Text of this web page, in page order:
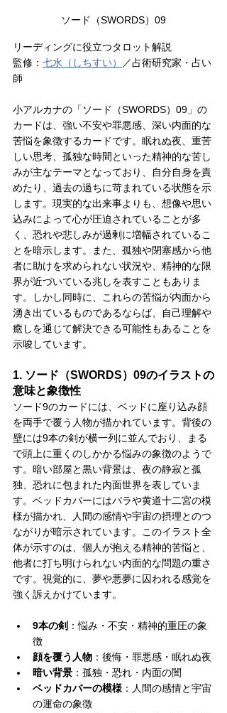
ソード（SWORDS）09
リーディングに役立つタロット解説
監修： 七水（しちすい）
／占術研究家・占い
師
小アルカナの「ソード（SWORDS）09」の
カードは、強い不安や罪悪感、深い内面的な
苦悩を象徴するカードです。眠れぬ夜、重苦
しい思考、孤独な時間といった精神的な苦し
みが主なテーマとなっており、自分自身を責
めたり、過去の過ちに苛まれている状態を示
します。現実的な出来事よりも、想像や思い
込みによって心が圧迫されていることが多
く、恐れや悲しみが過剰に増幅されているこ
とを暗示します。また、孤独や閉塞感から他
者に助けを求められない状況や、精神的な限
界が近づいている兆しを表すこともありま
す。しかし同時に、これらの苦悩が内面から
湧き出ているものであるならば、自己理解や
癒しを通じて解決できる可能性もあることを
示唆しています。
1. ソード（SWORDS）09のイラストの
意味と象徴性
ソード9のカードには、ベッドに座り込み顔
を両手で覆う人物が描かれています。背後の
壁には9本の剣が横一列に並んでおり、まる
で頭上に重くのしかかる悩みの象徴のようで
す。暗い部屋と黒い背景は、夜の静寂と孤
独、恐れに包まれた内面世界を表していま
す。ベッドカバーにはバラや黄道十二宮の模
様が描かれ、人間の感情や宇宙の摂理とのつ
ながりが暗示されています。このイラスト全
体が示すのは、個人が抱える精神的苦悩と、
他者に打ち明けられない内面的な問題の重さ
です。視覚的に、夢や悪夢に囚われる感覚を
強く訴えかけています。
9本の剣 ：悩み・不安・精神的重圧の象
徴
顔を覆う人物 ：後悔・罪悪感・眠れぬ夜
暗い背景 ：孤独・恐れ・内面の闇
ベッドカバーの模様 ：人間の感情と宇宙
の運命の象徴